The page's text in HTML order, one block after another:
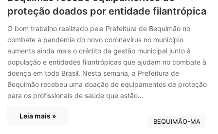
proteção doados por entidade filantrópica
O bom trabalho realizado pela Prefeitura de Bequimão no
combate a pandemia do novo coronavírus no município
aumenta ainda mais o crédito da gestão municipal junto à
população e entidades filantrópicas que ajudam no combate à
doença em todo Brasil. Nesta semana, a Prefeitura de
Bequimão recebeu uma doação de equipamentos de proteção
para os profissionais de saúde que estão…
Leia mais »
BEQUIMÃO-MA